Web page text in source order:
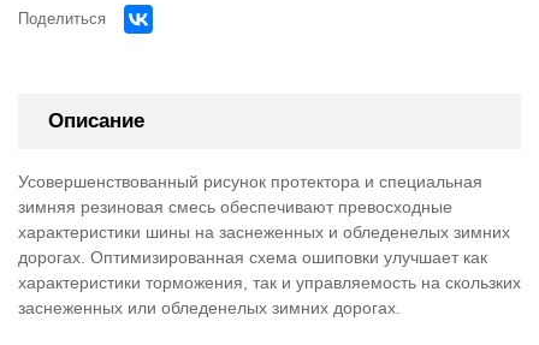
Поделиться
Описание
Усовершенствованный рисунок протектора и специальная
зимняя резиновая смесь обеспечивают превосходные
характеристики шины на заснеженных и обледенелых зимних
дорогах. Оптимизированная схема ошиповки улучшает как
характеристики торможения, так и управляемость на скользких
заснеженных или обледенелых зимних дорогах.